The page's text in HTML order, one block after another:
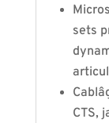
Micros
sets
CTS,